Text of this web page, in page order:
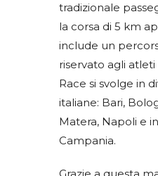
tradizionale
la corsa di 5 km
include un
riservato agli
Race si svolge in
italiane: Bari,
Matera, Napoli e
Campania.